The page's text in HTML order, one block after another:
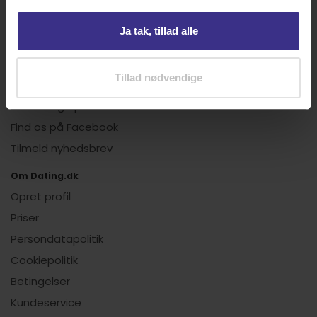
Ja tak, tillad alle
Tillad nødvendige
Horoskoper
Netdating tips
Find os på Facebook
Tilmeld nyhedsbrev
Om Dating.dk
Opret profil
Priser
Persondatapolitik
Cookiepolitik
Betingelser
Kundeservice